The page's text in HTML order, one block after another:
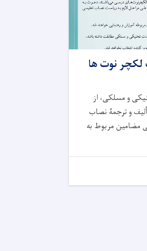
لکچر نوت ها
و مسلکی، از
و ترجمۀ نصاب
مضامین مربوط به